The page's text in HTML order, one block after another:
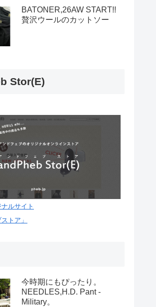
BATONER,26AW START!!
贅沢ウールのカットソー
Stor(E)
ルサイト
トア」
今時期にもぴったり。
NEEDLES,H.D. Pant -
Military。